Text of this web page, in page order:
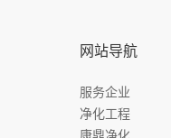
网站导航
服务企业
净化工程